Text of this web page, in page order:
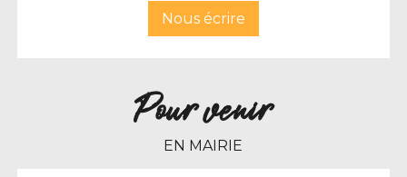
Nous écrire
Pour venir
EN MAIRIE